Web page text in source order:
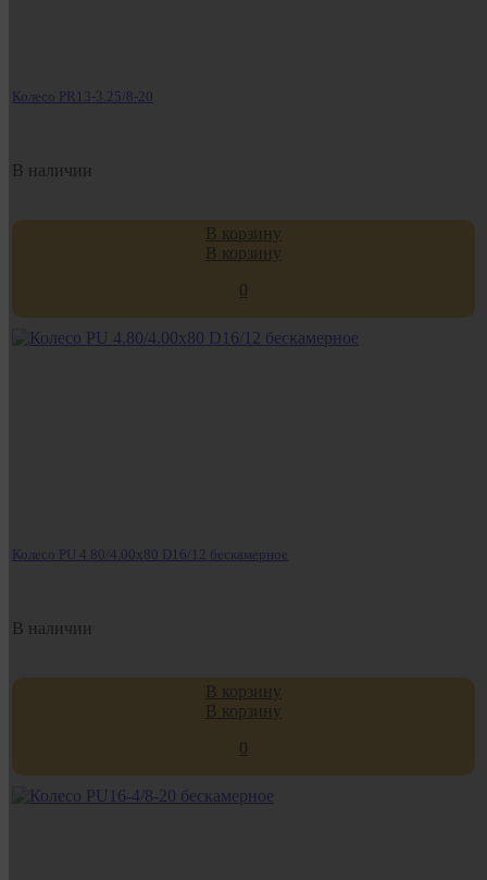
Колесо PR13-3.25/8-20
В наличии
В корзину
В корзину
0
Колесо PU 4.80/4.00х80 D16/12 бескамерное
В наличии
В корзину
В корзину
0